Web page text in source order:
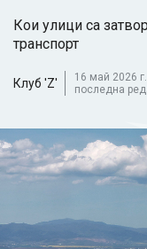
Кои улици са
транспорт
Клуб 'Z'
16 май 2026
последна